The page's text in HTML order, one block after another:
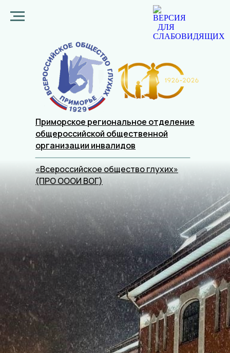
Приморское региональное отделение
общероссийской общественной
организации инвалидов
«Всероссийское общество глухих»
(ПРО ОООИ ВОГ)